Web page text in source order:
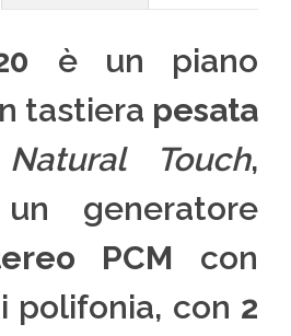
è un piano
tastiera pesata
Natural Touch,
generatore
PCM con
polifonia, con 2